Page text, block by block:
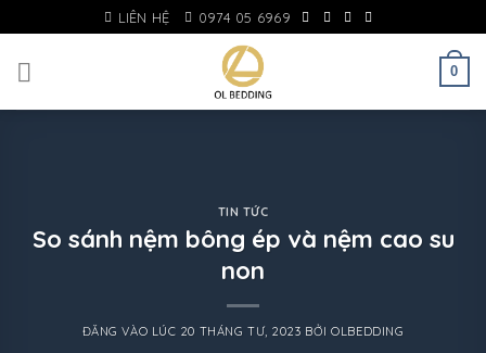
to
content
LIÊN HỆ 0974 05 6969
0
TIN TỨC
So sánh nệm bông ép và nệm cao su
non
ĐĂNG VÀO LÚC 20 THÁNG TƯ, 2023 BỞIOLBEDDING